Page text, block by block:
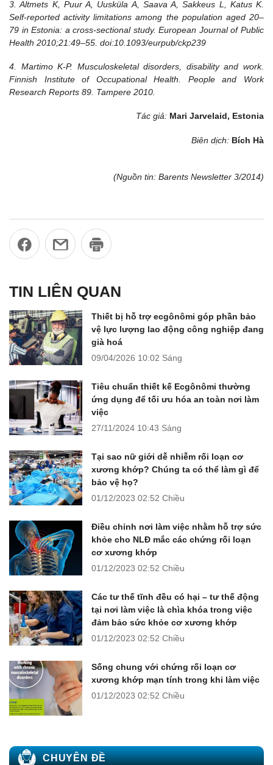
3. Altmets K, Puur A, Uusküla A, Saava A, Sakkeus L, Katus K.
Self-reported activity limitations among the population aged 20–
79 in Estonia: a cross-sectional study. European Journal of Public
Health 2010;21:49–55. doi:10.1093/eurpub/ckp239
4. Martimo K-P. Musculoskeletal disorders, disability and work.
Finnish Institute of Occupational Health. People and Work
Research Reports 89. Tampere 2010.
Tác giả: Mari Jarvelaid, Estonia
Biên dịch: Bích Hà
(Nguồn tin: Barents Newsletter 3/2014)
TIN LIÊN QUAN
Thiết bị hỗ trợ ecgônômi góp phần bảo
vệ lực lượng lao động công nghiệp đang
già hoá
09/04/2026 10:02 Sáng
Tiêu chuẩn thiết kế Ecgônômi thường
ứng dụng để tối ưu hóa an toàn nơi làm
việc
27/11/2024 10:43 Sáng
Tại sao nữ giới dễ nhiễm rối loạn cơ
xương khớp? Chúng ta có thể làm gì để
bảo vệ họ?
01/12/2023 02:52 Chiều
Điều chỉnh nơi làm việc nhằm hỗ trợ sức
khỏe cho NLĐ mắc các chứng rối loạn
cơ xương khớp
01/12/2023 02:52 Chiều
Các tư thế tĩnh đều có hại – tư thế động
tại nơi làm việc là chìa khóa trong việc
đảm bảo sức khỏe cơ xương khớp
01/12/2023 02:52 Chiều
Sống chung với chứng rối loạn cơ
xương khớp mạn tính trong khi làm việc
01/12/2023 02:52 Chiều
CHUYÊN ĐỀ